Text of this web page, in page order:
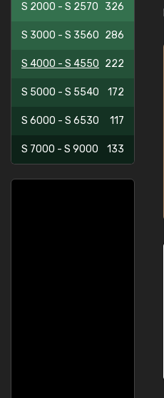
S 2000 - S 2570 326
S 3000 - S 3560 286
S 4000 - S 4550 222
S 5000 - S 5540 172
S 6000 - S 6530 117
S 7000 - S 9000 133